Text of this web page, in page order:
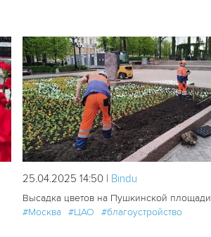
1 165
25.04.2025 14:50 | Bindu
Высадка цветов на Пушкинской площади
#Москва #ЦАО #благоустройство